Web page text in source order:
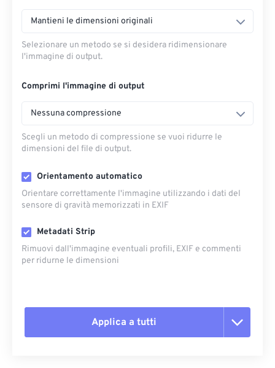
Mantieni le dimensioni originali
Selezionare un metodo se si desidera ridimensionare
l'immagine di output.
Comprimi l'immagine di output
Nessuna compressione
Scegli un metodo di compressione se vuoi ridurre le
dimensioni del file di output.
Orientamento automatico
Orientare correttamente l'immagine utilizzando i dati del
sensore di gravità memorizzati in EXIF
Metadati Strip
Rimuovi dall'immagine eventuali profili, EXIF ​​e commenti
per ridurne le dimensioni
Applica a tutti